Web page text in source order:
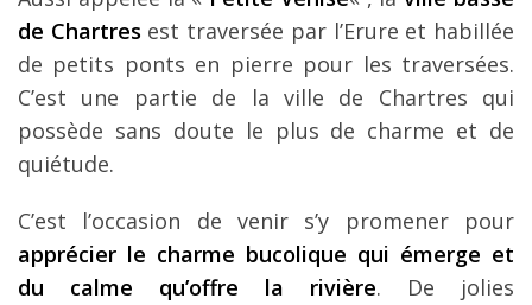
de Chartres est traversée par l’Erure et habillée
de petits ponts en pierre pour les traversées.
C’est une partie de la ville de Chartres qui
possède sans doute le plus de charme et de
quiétude.
C’est l’occasion de venir s’y promener pour
apprécier le charme bucolique qui émerge et
du calme qu’offre la rivière. De jolies